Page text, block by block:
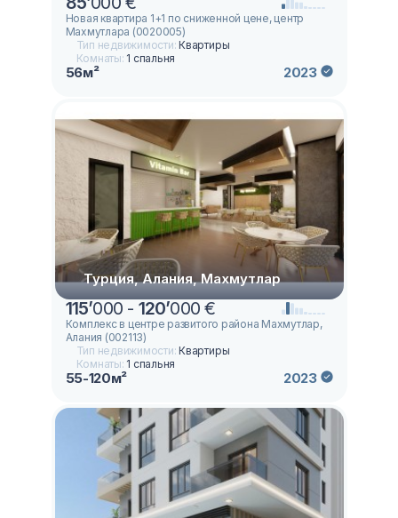
Новая квартира 1+1 по сниженной цене, центр
Махмутлара (0020005)
Тип недвижимости:Квартиры
Комнаты: 1 спальня
56м² 2023
Турция, Алания, Махмутлар
115’000 - 120’000 €
Комплекс в центре развитого района Махмутлар,
Алания (002113)
Тип недвижимости:Квартиры
Комнаты: 1 спальня
55-120м² 2023